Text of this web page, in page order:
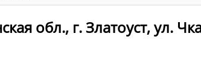
обл., г. Златоуст, ул.